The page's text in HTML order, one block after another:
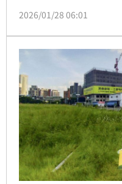
「高房價、高齡化、低
2026/01/28 06:01